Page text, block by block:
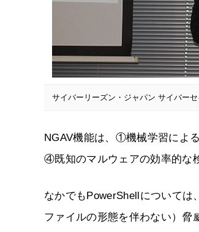
サイバーリーズン・ジャパン サイバー
NGAV機能は、①機械学習によ
④既知のマルウェアの効率的な
なかでもPowerShellについては
ファイルの形態を伴わない）脅